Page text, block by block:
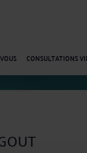
CONSULTATIONS